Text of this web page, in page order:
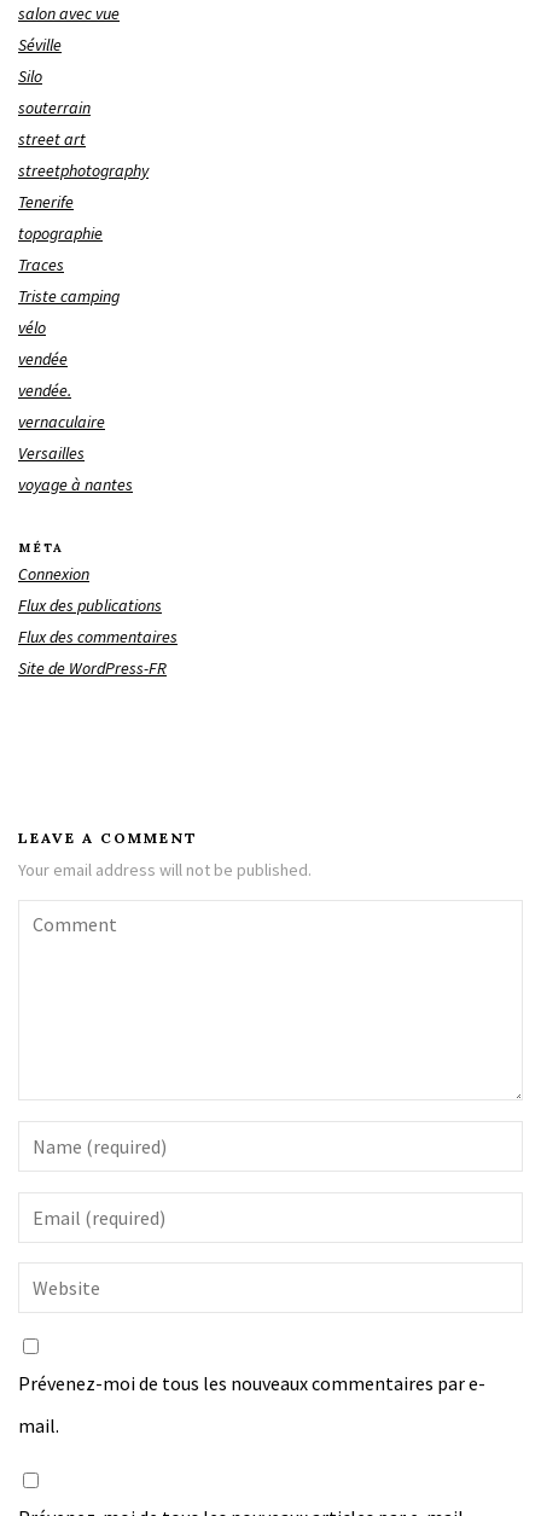
salon avec vue
Séville
Silo
souterrain
street art
streetphotography
Tenerife
topographie
Traces
Triste camping
vélo
vendée
vendée.
vernaculaire
Versailles
voyage à nantes
MÉTA
Connexion
Flux des publications
Flux des commentaires
Site de WordPress-FR
LEAVE A COMMENT
Your email address will not be published.
Prévenez-moi de tous les nouveaux commentaires par e-
mail.